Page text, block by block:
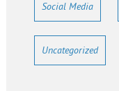
Social Media
Uncategorized